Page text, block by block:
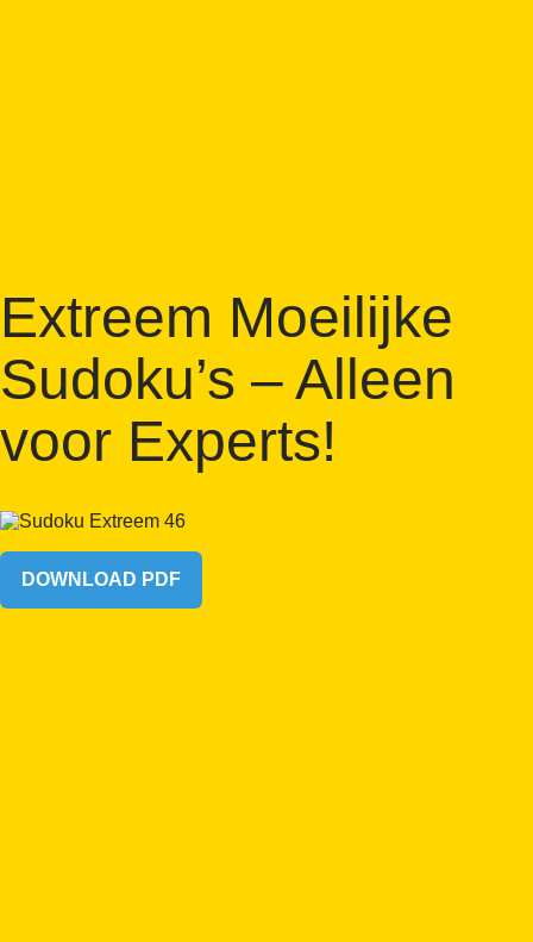
Extreem Moeilijke
Sudoku’s – Alleen
voor Experts!
DOWNLOAD PDF